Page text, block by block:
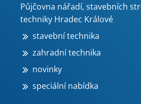
Půjčovna nářadí, stavebních
techniky Hradec Králové
stavební technika
zahradní technika
novinky
speciální nabídka